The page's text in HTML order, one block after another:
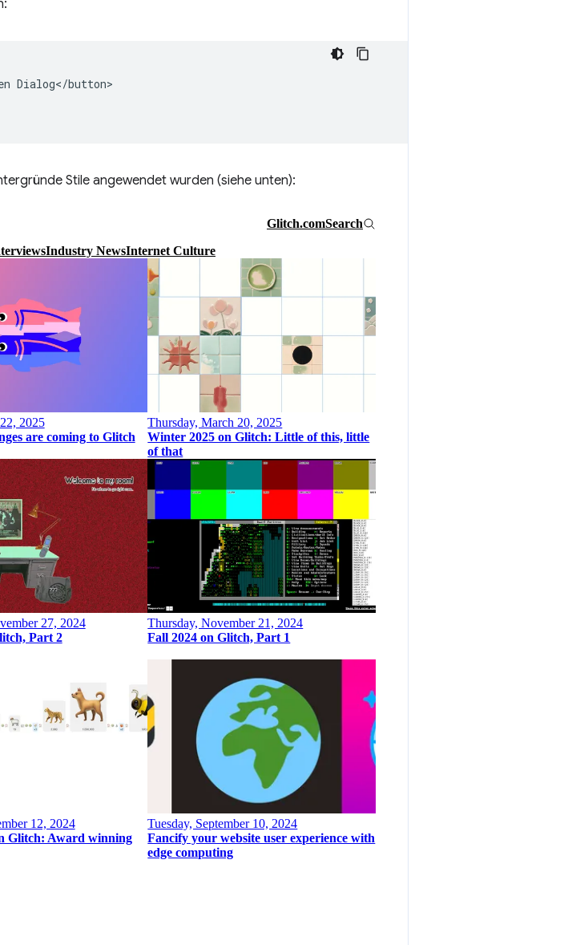
Dialog</button>
Stile angewendet wurden (siehe unten):